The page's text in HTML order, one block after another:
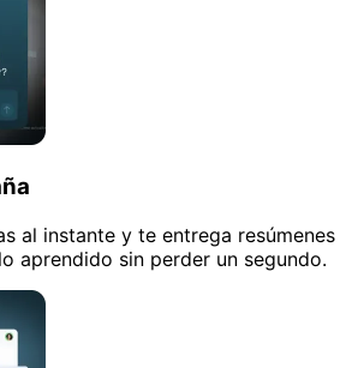
al instante y te entrega resúmenes
aprendido sin perder un segundo.